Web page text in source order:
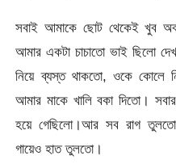
সবাই আমাকে ছোট থেকেই খুব
আমার একটা চাচাতো ভাই ছিলো
নিয়ে ব্যস্ত থাকতো, ওকে কোলে
আমার মাকে খালি বকা দিতো।
হয়ে গেছিলো।আর সব রাগ
গায়েও হাত তুলতো।